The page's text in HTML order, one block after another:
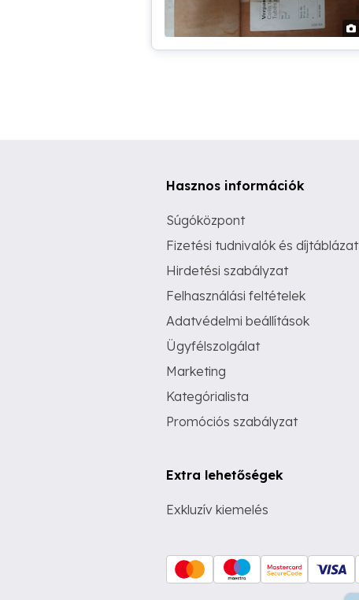
Hasznos információk
Súgóközpont
Fizetési tudnivalók és díjtáblázat
Hirdetési szabályzat
Felhasználási feltételek
Adatvédelmi beállítások
Ügyfélszolgálat
Marketing
Kategórialista
Promóciós szabályzat
Extra lehetőségek
Exkluzív kiemelés